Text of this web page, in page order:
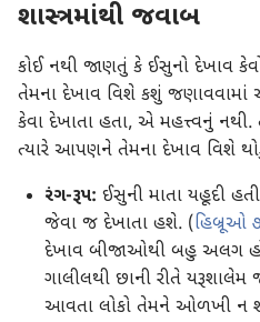
શાસ્ત્રમાંથી જવાબ
કોઈ નથી જાણતું કે ઈસુનો દેખાવ
તેમના દેખાવ વિશે કશું
કેવા દેખાતા હતા, એ મહત્ત્વનું
ત્યારે આપણને તેમના દેખાવ વિશે
રંગ-રૂપ: ઈસુની માતા યહૂદી
જેવા જ દેખાતા હશે. (હિબ્રૂઓ
દેખાવ બીજાઓથી બહુ અલગ
ગાલીલથી છાની રીતે યરૂશાલેમ
આવતા લોકો તેમને ઓળખી ન